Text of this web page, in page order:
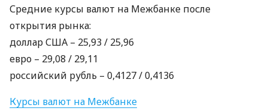
Средние курсы валют на Межбанке после
открытия рынка:
долларСША – 25,93 / 25,96
евро – 29,08 / 29,11
российский рубль – 0,4127 / 0,4136
Курсы валют на Межбанке